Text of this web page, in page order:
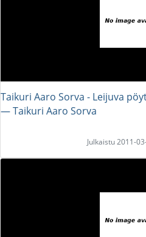
Taikuri Aaro Sorva - Leijuva
― Taikuri Aaro Sorva
Julkaistu 2011-